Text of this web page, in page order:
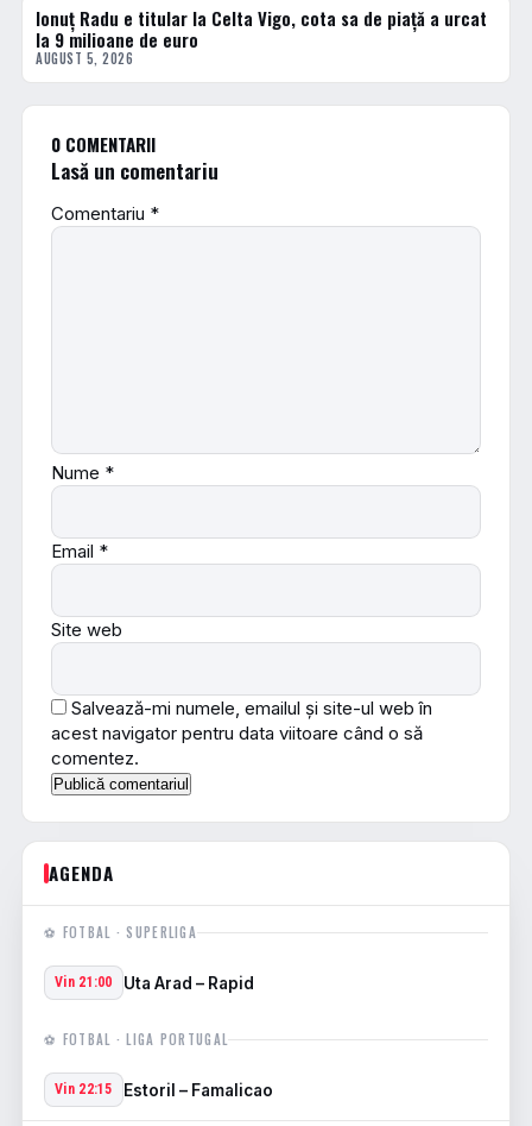
FOTBAL EXTERN
Ionuț Radu e titular la Celta Vigo, cota sa de piață a urcat
la 9 milioane de euro
AUGUST 5, 2026
0 COMENTARII
Lasă un comentariu
Comentariu *
Nume *
Email *
Site web
Salvează-mi numele, emailul și site-ul web în
acest navigator pentru data viitoare când o să
comentez.
AGENDA
⚽ FOTBAL · SUPERLIGA
Vin 21:00 Uta Arad – Rapid
⚽ FOTBAL · LIGA PORTUGAL
Vin 22:15 Estoril – Famalicao